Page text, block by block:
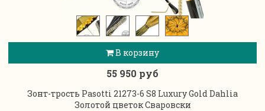
В корзину
55 950 руб
Зонт-трость Pasotti 21273-6 S8 Luxury Gold Dahlia
Золотой цветок Сваровски